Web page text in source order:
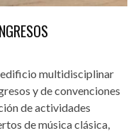
edificio multidisciplinar
y de convenciones
de actividades
de música clásica,